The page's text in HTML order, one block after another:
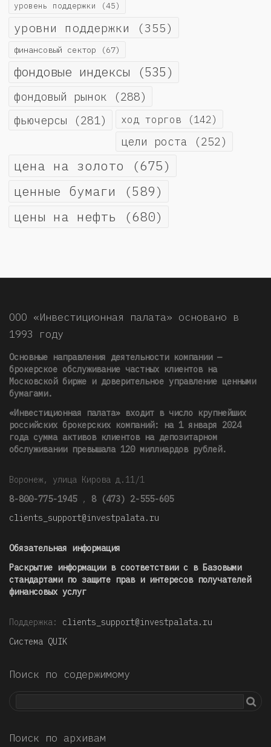
уровень поддержки (45)
уровни поддержки (355)
финансовый сектор (67)
фондовые индексы (535)
фондовый рынок (288)
фьючерсы (281) ход торгов (142)
цели роста (252)
цена на золото (675)
ценные бумаги (589)
цены на нефть (680)
ООО «Инвестиционная палата» основано в
1993 году
Основные направления деятельности компании —
брокерское обслуживание частных клиентов на
Московской бирже и доверительное управление ценными
бумагами.
«Инвестиционная палата» входит в число крупнейших
российских брокерских компаний: на 1 января 2024
года сумма активов клиентов на депозитарном
обслуживании превышала 120 миллиардов рублей.
Воронеж, улица Кирова д.11/1
8-800-775-1945 , 8 (473) 2-555-605
clients_support@investpalata.ru
Обязательная информация
Раскрытие информации в соответствии с в Базовыми
стандартами по защите прав и интересов получателей
финансовых услуг
Поддержка: clients_support@investpalata.ru
Система QUIK
Поиск по содержимому
Поиск по архивам